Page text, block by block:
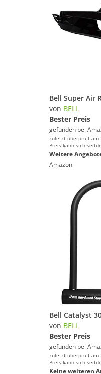
von BELL
Bester Preis
gefunden bei
zuletzt überprüft am
Preis kann sich
Weitere
Amazon
von BELL
Bester Preis
gefunden bei
zuletzt überprüft am
Preis kann sich
Keine weiteren